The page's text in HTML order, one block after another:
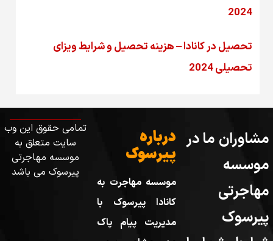
2024
تحصیل در کانادا – هزینه‌ تحصیل و شرایط ویزای
تحصیلی 2024
مشاوران ما در
موسسه
مهاجرتی
پیرسوک
درباره
پیرسوک
موسسه مهاجرت به
کانادا پیرسوک با
مدیریت پیام پاک
تمامی حقوق این وب
سایت متعلق به
موسسه مهاجرتی
پیرسوک می باشد